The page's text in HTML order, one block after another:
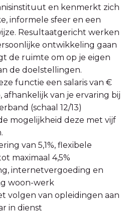
en kenmerkt zich
informele sfeer en een
Resultaatgericht werken
ontwikkeling gaan
de ruimte om op je eigen
de doelstellingen.
functie een salaris van €
afhankelijk van je ervaring bij
(schaal 12/13)
mogelijkheid deze met vijf
van 5,1%, flexibele
maximaal 4,5%
internetvergoeding en
woon-werk
volgen van opleidingen aan
in dienst